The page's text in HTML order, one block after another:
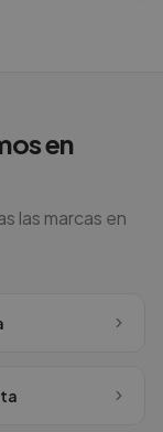
en
las marcas en